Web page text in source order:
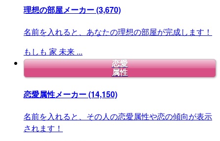
理想の部屋メーカー(3,670)
名前を入れると、あなたの理想の部屋が完成します！
もしも 家 未来 ...
恋愛
属性
恋愛属性メーカー(14,150)
名前を入れると、その人の恋愛属性や恋の傾向が表示
されます！